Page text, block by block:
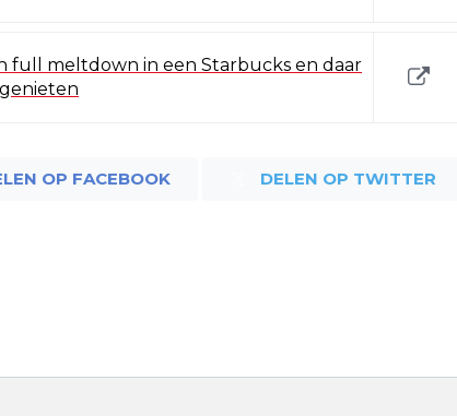
full meltdown in een Starbucks en daar
OP FACEBOOK DELEN OP TWITTER